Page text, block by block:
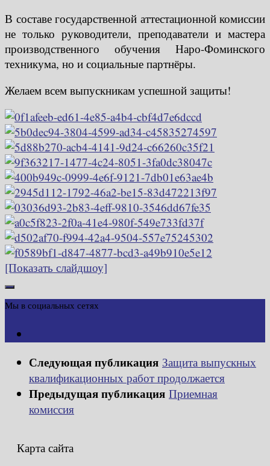
В составе государственной аттестационной комиссии
не только руководители, преподаватели и мастера
производственного обучения Наро-Фоминского
техникума, но и социальные партнёры.
Желаем всем выпускникам успешной защиты!
[Показать слайдшоу]
Мы в социальных сетях
Следующая публикация Защита выпускных
квалификационных работ продолжается
Предыдущая публикация Приемная
комиссия
Карта сайта